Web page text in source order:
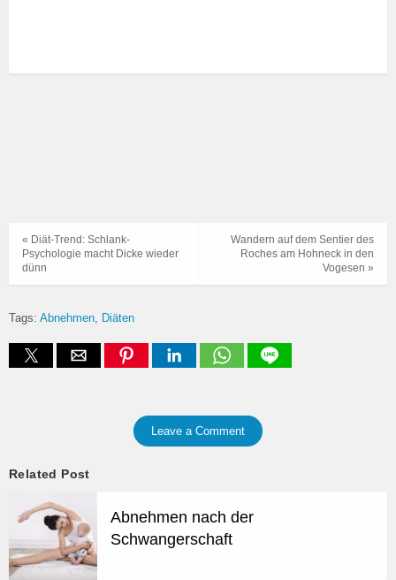
Wandern auf dem Sentier des
Roches am Hohneck in den
Vogesen »
« Diät-Trend: Schlank-
Psychologie macht Dicke wieder
dünn
Tags: Abnehmen Diäten
Leave a Comment
Related Post
Abnehmen nach der
Schwangerschaft